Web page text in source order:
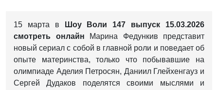
15 марта в
Шоу Воли 147 выпуск 15.03.2026
смотреть онлайн Марина Федункив представит
новый сериал с собой в главной роли и поведает об
опыте материнства, только что побывавшие на
олимпиаде Аделия Петросян, Даниил Глейхенгауз и
Сергей Дудаков поделятся своими мыслями и